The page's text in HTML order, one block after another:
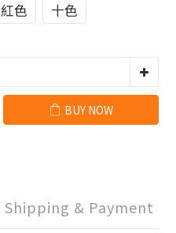
紅色 十色
BUY NOW
Shipping & Payment